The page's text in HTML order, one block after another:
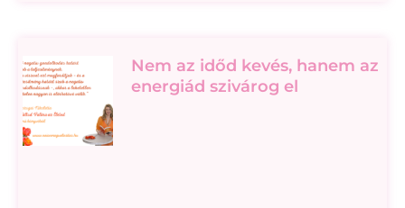
Nem az időd kevés, hanem az
energiád szivárog el